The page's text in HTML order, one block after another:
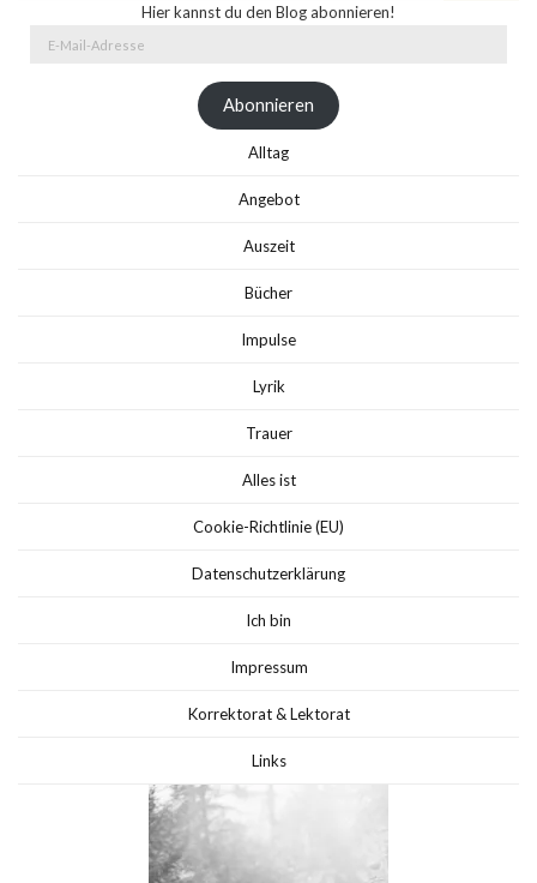
Hier kannst du den Blog abonnieren!
Abonnieren
Alltag
Angebot
Auszeit
Bücher
Impulse
Lyrik
Trauer
Alles ist
Cookie-Richtlinie (EU)
Datenschutzerklärung
Ich bin
Impressum
Korrektorat & Lektorat
Links